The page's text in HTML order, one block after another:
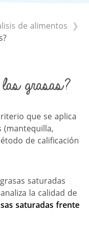
de alimentos
grasas?
que se aplica
(mantequilla,
de calificación
saturadas
la calidad de
saturadas frente